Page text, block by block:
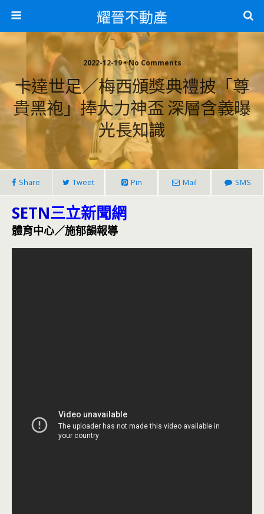
耀晉不動產
2022-12-19 • No Comments
卡達世足／梅西頒獎典禮披「尊
貴黑袍」捧大力神盃 深層含義曝
光長知識
Share Tweet Pin Mail SMS
SETN三立新聞網
體育中心／施郁韻報導